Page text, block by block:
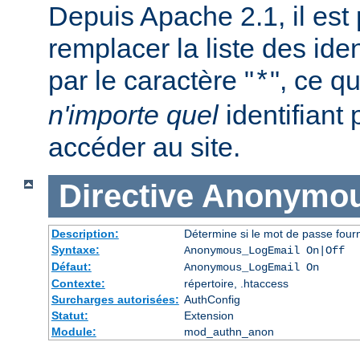
Depuis Apache 2.1, il est
remplacer la liste des
par le caractère "*", ce
n'importe quelidentifiant
accéder au site.
Directive
Description:
Détermine si le mot de passe
Syntaxe:
Anonymous_LogEmail On|Off
Défaut:
Anonymous_LogEmail On
Contexte:
répertoire, .htaccess
Surcharges autorisées: AuthConfig
Statut:
Extension
Module:
mod_authn_anon